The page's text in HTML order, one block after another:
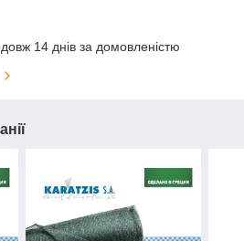
14 днів за домовленістю